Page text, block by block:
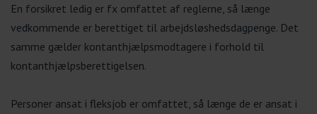
En forsikret ledig er fx omfattet af reglerne, så længe
vedkommende er berettiget til arbejdsløshedsdagpenge. Det
samme gælder kontanthjælpsmodtagere i forhold til
kontanthjælpsberettigelsen.
Personer ansat i fleksjob er omfattet, så længe de er ansat i